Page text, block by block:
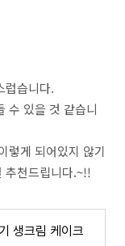
럽습니다.
수 있을 것 같습니
렇게 되어있지 않기
추천드립니다.~!!
생크림 케이크